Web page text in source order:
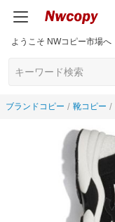
ようこそ NWコピー市場へ
ブランドコピー 靴コピー